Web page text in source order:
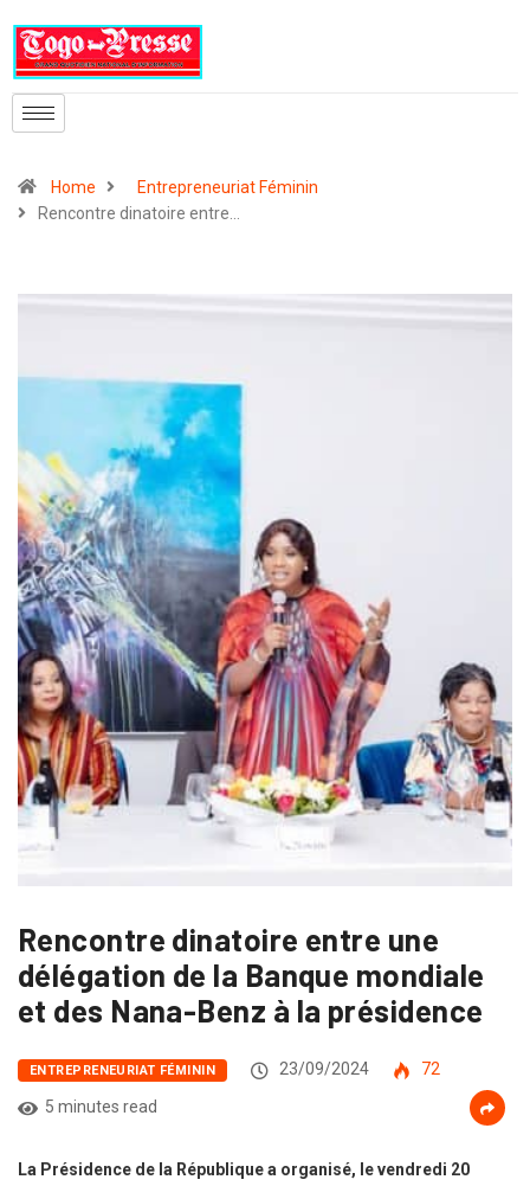
Home
Entrepreneuriat Féminin
Rencontre dinatoire entre…
Rencontre dinatoire entre une
délégation de la Banque mondiale
et des Nana-Benz à la présidence
ENTREPRENEURIAT FÉMININ 23/09/2024
72
5 minutes read
La Présidence de la République a organisé, le vendredi 20